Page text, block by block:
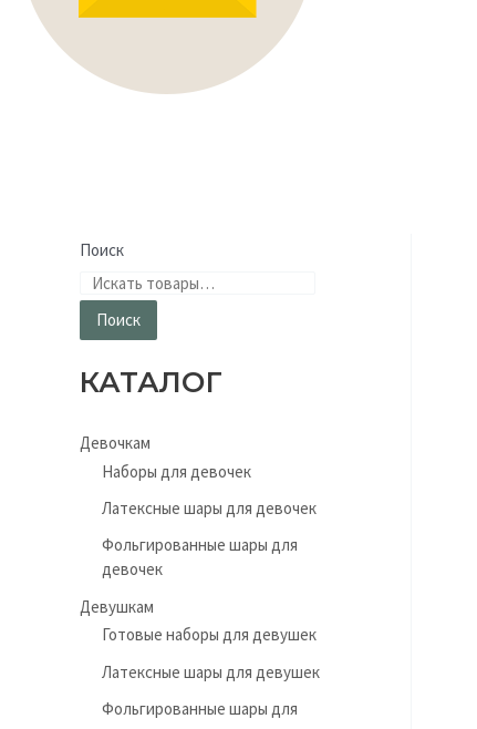
Поиск
Поиск
КАТАЛОГ
Девочкам
Наборы для девочек
Латексные шары для девочек
Фольгированные шары для
девочек
Девушкам
Готовые наборы для девушек
Латексные шары для девушек
Фольгированные шары для